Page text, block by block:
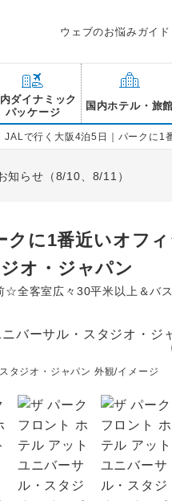
ウェブのお悩みガイド
ダイナミック
パッケージ
国内ホテル・旅館
JALで行く大阪4泊5日｜パークに1
知らせ（8/10、8/11）
クに1番近いオ
オ・ジャパン
全客室広々30平米以上＆バ
タジオ・ジャパン 外観/イメージ